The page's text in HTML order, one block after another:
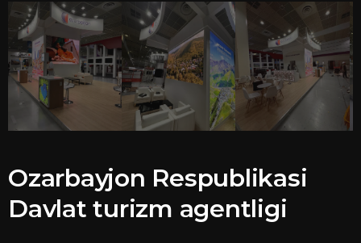
Ozarbayjon Respublikasi
Davlat turizm agentligi